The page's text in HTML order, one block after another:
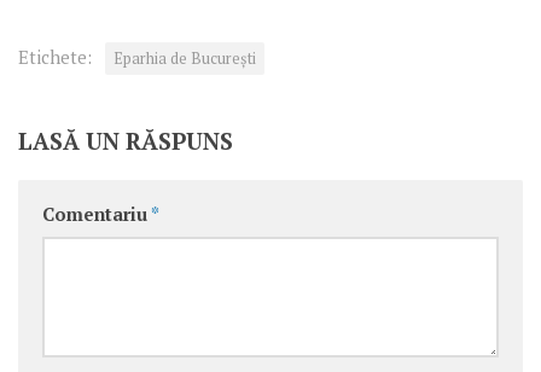
Etichete: Eparhia de Bucureşti
LASĂ UN RĂSPUNS
Comentariu *